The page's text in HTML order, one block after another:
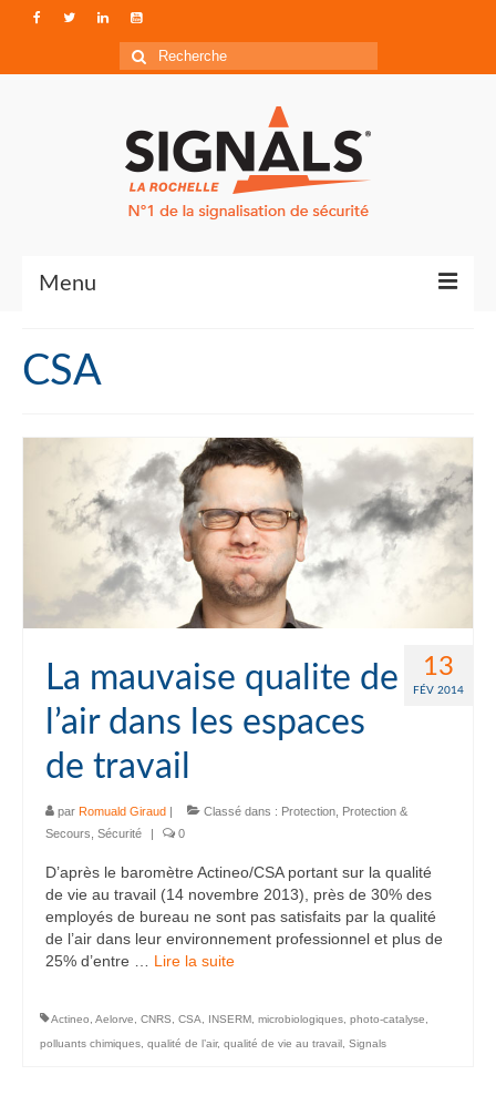
Rechercher
:
Menu
Qui sommes-nous ?
Accéder à Signals
CSA
13
FÉV 2014
La mauvaise qualite de
l’air dans les espaces
de travail
par Romuald Giraud | Classé dans : Protection Protection &
Secours Sécurité | 0
D’après le baromètre Actineo/CSA portant sur la qualité
de vie au travail (14 novembre 2013), près de 30% des
employés de bureau ne sont pas satisfaits par la qualité
de l’air dans leur environnement professionnel et plus de
25% d’entre … Lire la suite­­
Actineo Aelorve CNRS CSA INSERM microbiologiques photo-catalyse
polluants chimiques qualité de l’air, qualité de vie au travail Signals